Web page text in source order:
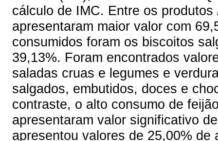
cálculo de IMC. Entre os produtos
apresentaram maior valor com
consumidos foram os biscoitos
39,13%. Foram encontrados
saladas cruas e legumes e
salgados, embutidos, doces e
contraste, o alto consumo de
apresentaram valor significativo
apresentou valores de 25,00%